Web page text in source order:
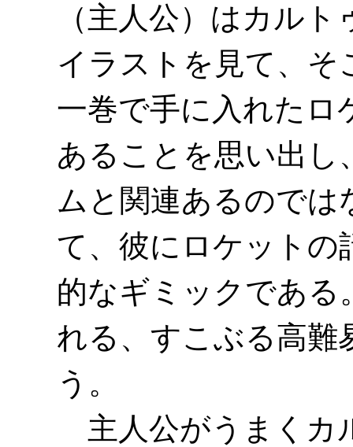
（主人公）はカル
イラストを見て、そ
一巻で手に入れたロ
あることを思い出し
ムと関連あるので
て、彼にロケットの
的なギミックである
れる、すこぶる高難
う。
主人公がうまくカ